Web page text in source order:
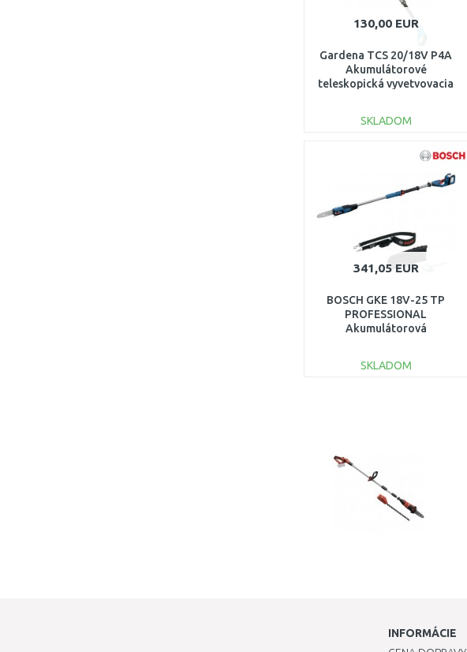
130,00 EUR
Gardena TCS 20/18V P4A
Akumulátorové
teleskopická vyvetvovacia
SKLADOM
DO KOŠÍKA
341,05 EUR
BOSCH GKE 18V-25 TP
PROFESSIONAL
Akumulátorová
SKLADOM
INFORMÁCIE